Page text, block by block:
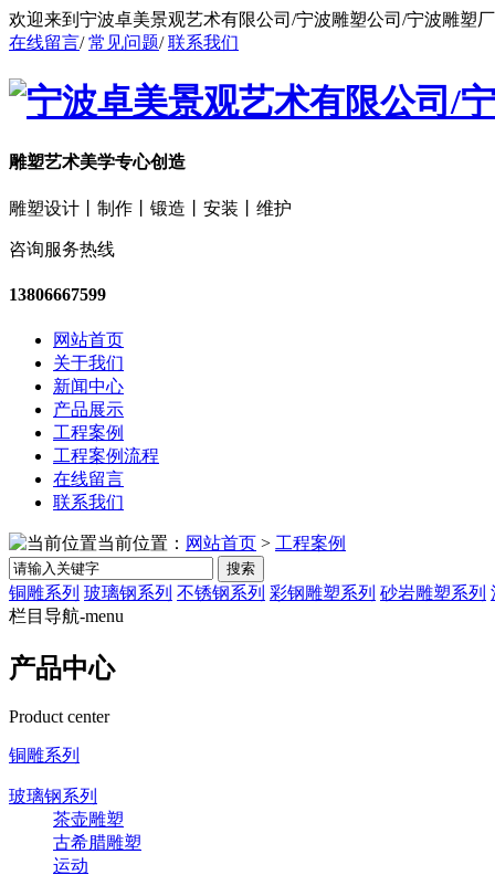
欢迎来到宁波卓美景观艺术有限公司/宁波雕塑公司/宁波雕塑
在线留言/常见问题/联系我们
雕塑艺术美学专心创造
雕塑设计丨制作丨锻造丨安装丨维护
咨询服务热线
13806667599
网站首页
关于我们
新闻中心
产品展示
工程案例
工程案例流程
在线留言
联系我们
当前位置： 网站首页 > 工程案例
搜索
铜雕系列 玻璃钢系列 不锈钢系列 彩钢雕塑系列 砂岩雕塑系列
栏目导航-menu
产品中心
Product center
铜雕系列
玻璃钢系列
茶壶雕塑
古希腊雕塑
运动